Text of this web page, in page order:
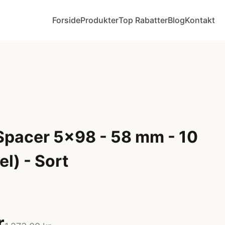
ForsideProdukterTop RabatterBlogKontakt
5x98 - 58 mm - 10
- Sort